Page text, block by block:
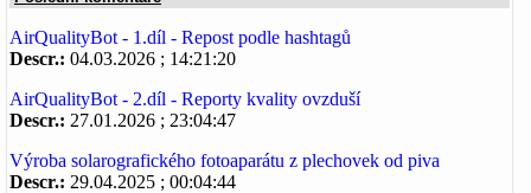
AirQualityBot - 1.díl - Repost podle hashtagů
Descr.: 04.03.2026 ; 14:21:20
AirQualityBot - 2.díl - Reporty kvality ovzduší
Descr.: 27.01.2026 ; 23:04:47
Výroba solarografického fotoaparátu z plechovek od piva
Descr.: 29.04.2025 ; 00:04:44